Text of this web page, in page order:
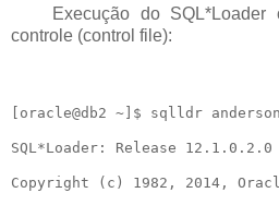
Execução do
controle (control file):
[oracle@db2 ~]$ sqlldr
SQL*Loader: Release
Copyright (c) 1982, 2014,